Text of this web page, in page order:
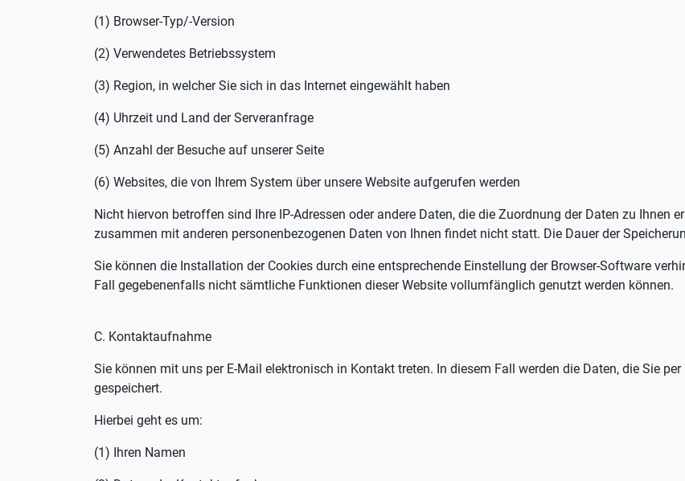
(1) Browser-Typ/-Version
(2) Verwendetes Betriebssystem
(3) Region, in welcher Sie sich in das Internet eingewählt haben
(4) Uhrzeit und Land der Serveranfrage
(5) Anzahl der Besuche auf unserer Seite
(6) Websites, die von Ihrem System über unsere Website aufgerufen werden
Nicht hiervon betroffen sind Ihre IP-Adressen oder andere Daten, die die Zuordnung der Daten zu Ihnen
zusammen mit anderen personenbezogenen Daten von Ihnen findet nicht statt. Die Dauer der
Sie können die Installation der Cookies durch eine entsprechende Einstellung der Browser-Software
Fall gegebenenfalls nicht sämtliche Funktionen dieser Website vollumfänglich genutzt werden können.
C. Kontaktaufnahme
Sie können mit uns per E-Mail elektronisch in Kontakt treten. In diesem Fall werden die Daten, die Sie
gespeichert.
Hierbei geht es um:
(1) Ihren Namen